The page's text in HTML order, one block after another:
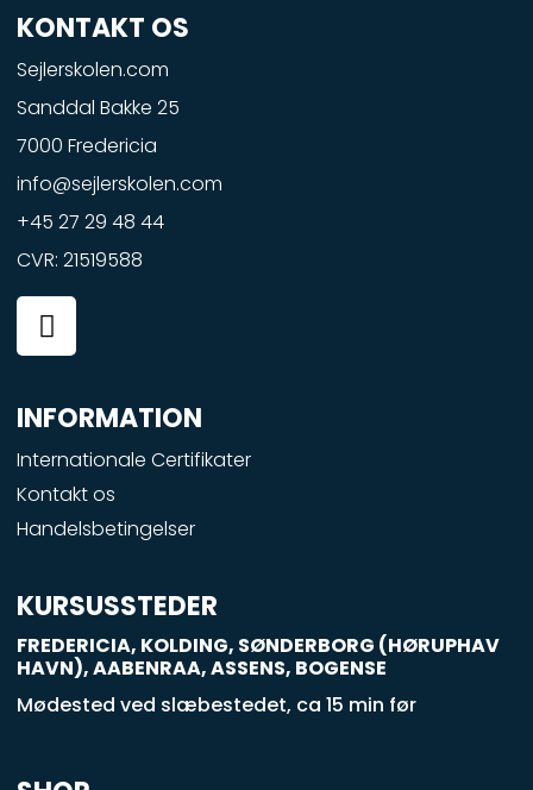
KONTAKT OS
Sejlerskolen.com
Sanddal Bakke 25
7000 Fredericia
info@sejlerskolen.com
+45 27 29 48 44
CVR: 21519588
F
a
c
e
b
o
o
k
-
q
u
a
r
INFORMATION
Internationale Certifikater
Kontakt os
Handelsbetingelser
KURSUSSTEDER
FREDERICIA, KOLDING, SØNDERBORG (HØRUPHAV
HAVN), AABENRAA, ASSENS, BOGENSE
Mødested ved slæbestedet, ca 15 min før